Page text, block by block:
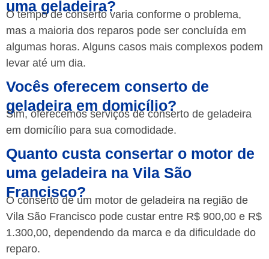
uma geladeira?
O tempo de conserto varia conforme o problema,
mas a maioria dos reparos pode ser concluída em
algumas horas. Alguns casos mais complexos podem
levar até um dia.
Vocês oferecem conserto de
geladeira em domicílio?
Sim, oferecemos serviços de conserto de geladeira
em domicílio para sua comodidade.
Quanto custa consertar o motor de
uma geladeira na Vila São
Francisco?
O conserto de um motor de geladeira na região de
Vila São Francisco pode custar entre R$ 900,00 e R$
1.300,00, dependendo da marca e da dificuldade do
reparo.